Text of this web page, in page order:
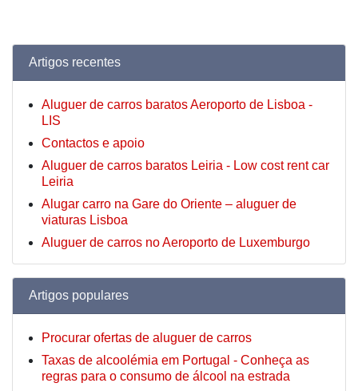
Artigos recentes
Aluguer de carros baratos Aeroporto de Lisboa -
LIS
Contactos e apoio
Aluguer de carros baratos Leiria - Low cost rent car
Leiria
Alugar carro na Gare do Oriente – aluguer de
viaturas Lisboa
Aluguer de carros no Aeroporto de Luxemburgo
Artigos populares
Procurar ofertas de aluguer de carros
Taxas de alcoolémia em Portugal - Conheça as
regras para o consumo de álcool na estrada